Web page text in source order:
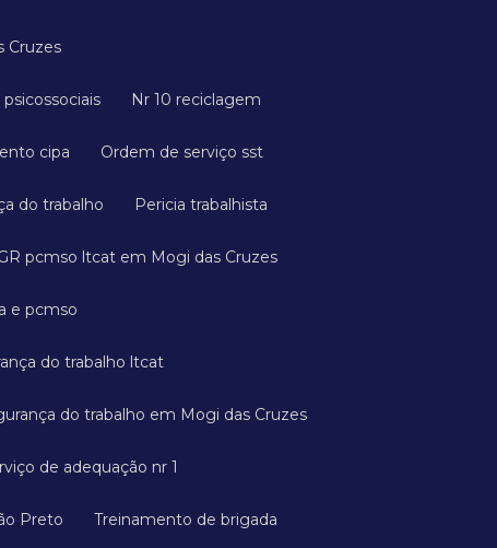
Cruzes
psicossociais Nr 10 reciclagem
cipa Ordem de serviço sst
do trabalho Pericia trabalhista
pcmso ltcat em Mogi das Cruzes
e pcmso
do trabalho ltcat
do trabalho em Mogi das Cruzes
de adequação nr 1
Preto Treinamento de brigada